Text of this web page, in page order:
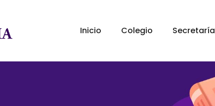
Inicio Colegio Secretaría